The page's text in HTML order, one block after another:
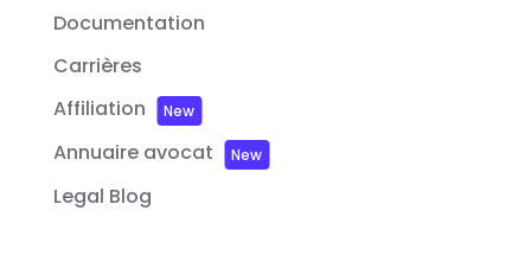
Documentation
Carrières
Affiliation
New
Annuaire avocat New
Legal Blog